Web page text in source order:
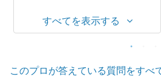
すべてを表示する
このプロが答えている質問をすべ